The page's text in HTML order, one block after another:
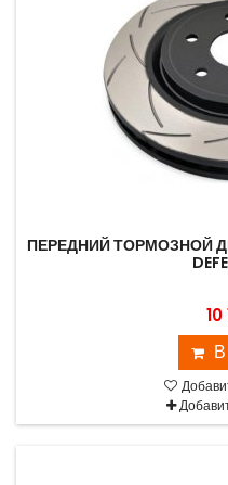
ПЕРЕДНИЙ ТОРМОЗНОЙ
10